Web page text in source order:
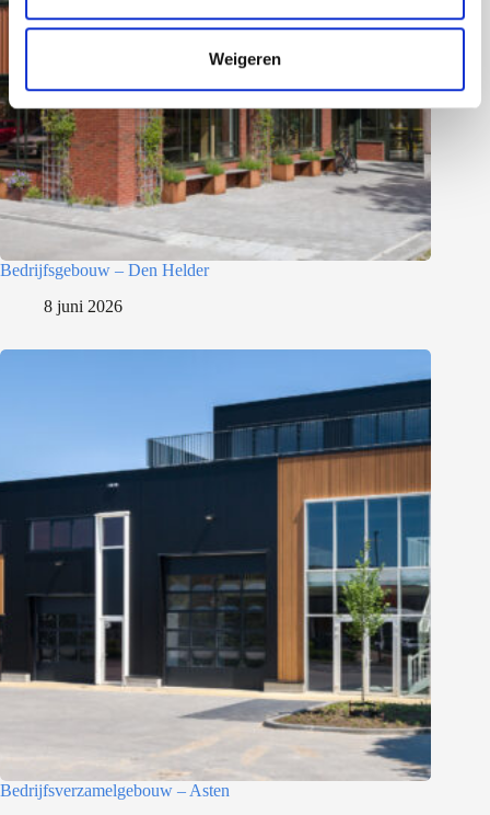
c
Weigeren
Bedrijfsgebouw – Den Helder
8 juni 2026
Bedrijfsverzamelgebouw – Asten